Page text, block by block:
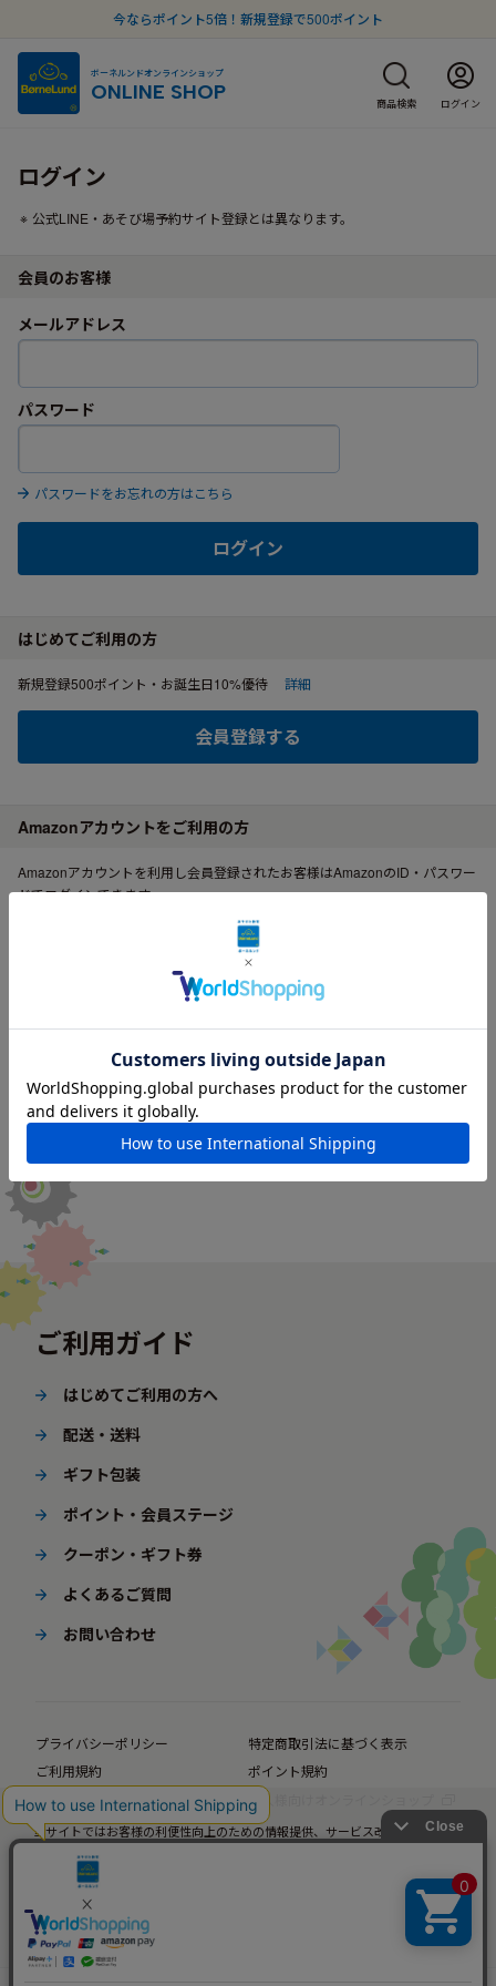
今ならポイント5倍！新規登録で500ポイント
ボーネルンドオンラインショップ
ONLINE SHOP 商品検索 ログイン
ログイン
公式LINE・あそび場予約サイト登録とは異なります。
会員のお客様
メールアドレス
パスワード
パスワードをお忘れの方はこちら
ログイン
はじめてご利用の方
新規登録500ポイント・お誕生日10%優待 詳細
会員登録する
Amazonアカウントをご利用の方
Amazonアカウントを利用し会員登録されたお客様はAmazonのID・パスワー
ドでログインできます。
ご利用ガイド
はじめてご利用の方へ
配送・送料
ギフト包装
ポイント・会員ステージ
クーポン・ギフト券
よくあるご質問
お問い合わせ
プライバシーポリシー
特定商取引法に基づく表示
ご利用規約
ポイント規約
企業サイト
法人様向けオンラインショップ
当サイトではお客様の利便性向上のための情報提供、サービス改善のための分
当サイトの閲覧を継続された場合、Cookieの使用にご同意いただいたものとみ
なします。
詳細については